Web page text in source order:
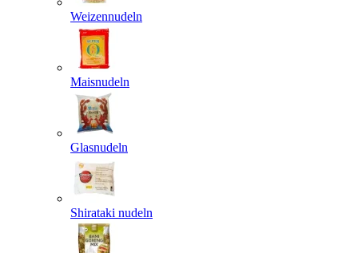
Weizennudeln
Maisnudeln
Glasnudeln
Shirataki nudeln